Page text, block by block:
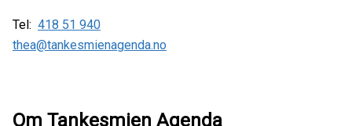
Tel: 418 51 940
thea@tankesmienagenda.no
Om Tankesmien Agenda